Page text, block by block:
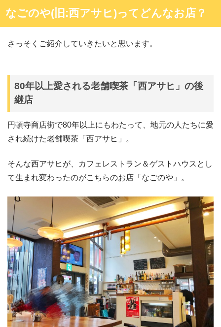
なごのや(旧:西アサヒ)ってどんなお店？
さっそくご紹介していきたいと思います。
80年以上愛される老舗喫茶「西アサヒ」の後
継店
円頓寺商店街で80年以上にもわたって、地元の人たちに愛
され続けた老舗喫茶「西アサヒ」。
そんな西アサヒが、カフェレストラン＆ゲストハウスとし
て生まれ変わったのがこちらのお店「なごのや」。